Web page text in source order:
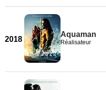
2018
Aquaman
Réalisateur